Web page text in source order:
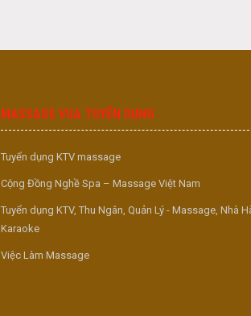
MASSAGE VUA TUYỂN DỤNG
Tuyển dụng KTV massage
Cộng Đồng Nghề Spa – Massage Việt Nam
Tuyển dụng KTV, Thu Ngân, Quản Lý - Massage, Nhà
Karaoke
Việc Làm Massage